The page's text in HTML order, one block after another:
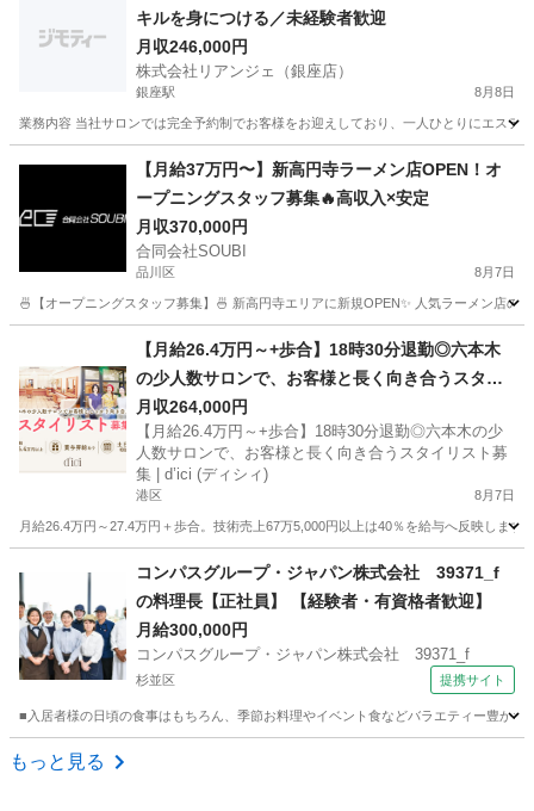
キルを身につける／未経験者歓迎
月収246,000円
株式会社リアンジェ（銀座店）
銀座駅 8月8日
業務内容 当社サロンでは完全予約制でお客様をお迎えしており、一人ひとりにエス
銀座駅 エステティシャン 未経験
【月給37万円〜】新高円寺ラーメン店OPEN！オ
ープニングスタッフ募集🔥高収入×安定
月収370,000円
合同会社SOUBI
品川区 8月7日
🍜【オープニングスタッフ募集】🍜 新高円寺エリアに新規OPEN✨ 人気ラーメン
飲食 社会保険
【月給26.4万円～+歩合】18時30分退勤◎六本木
の少人数サロンで、お客様と長く向き合うスタイ
リスト募集 | d’ici (ディシィ)
月収264,000円
【月給26.4万円～+歩合】18時30分退勤◎六本木の少
人数サロンで、お客様と長く向き合うスタイリスト募
集 | d’ici (ディシィ)
港区 8月7日
月給26.4万円～27.4万円＋歩合。技術売上67万5,000円以上は40％を給与へ反映しま
コンパスグループ・ジャパン株式会社 39371_f
の料理長【正社員】 【経験者・有資格者歓迎】
月給300,000円
コンパスグループ・ジャパン株式会社 39371_f
杉並区 提携サイト
■入居者様の日頃の食事はもちろん、季節お料理やイベント食などバラエティー豊か
東京 杉並区
もっと見る